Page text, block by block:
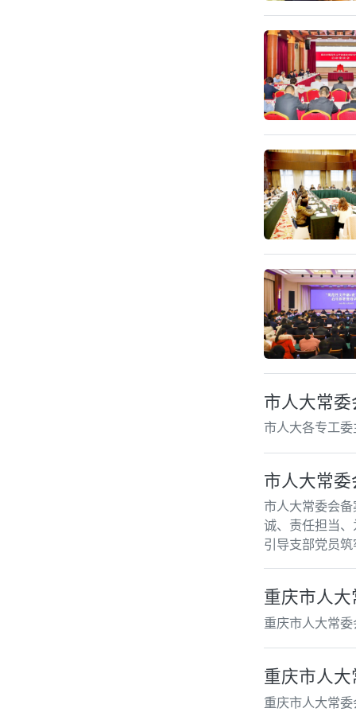
市人大常委
市人大各专工
市人大常
市人大常委会
诚、责任担当
引导支部党员
重庆市人
重庆市人大常
重庆市人
重庆市人大常